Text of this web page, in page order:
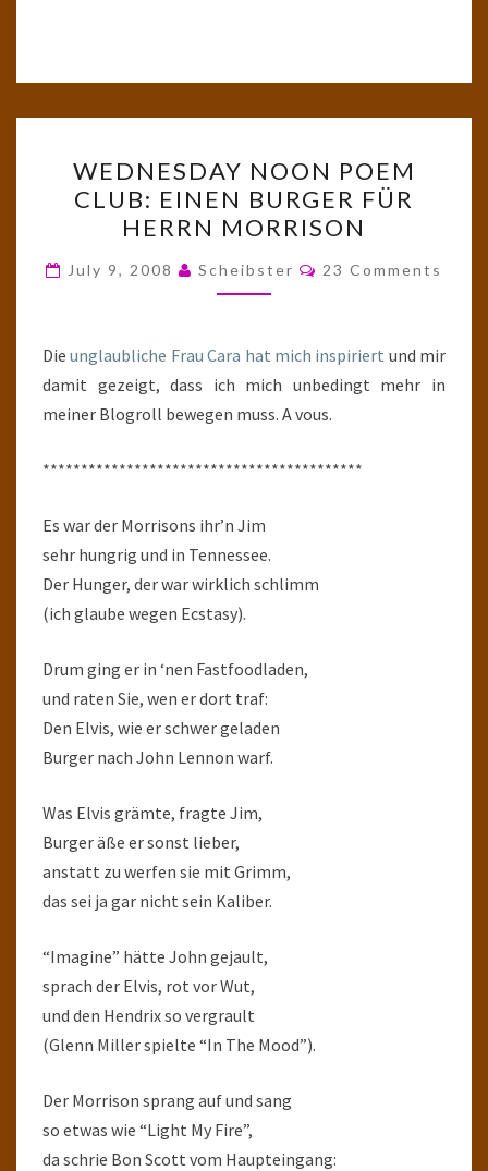
NOON
POEM
CLUB:
EINEN
BURGER
HERRN
MORRISON
WEDNESDAY NOON POEM
CLUB: EINEN BURGER FÜR
HERRN MORRISON
July 9, 2008 Scheibster Comments
23 Comments
Dieunglaubliche Frau Cara hat mich inspiriert und mir
damit gezeigt, dass ich mich unbedingt mehr in
meiner Blogroll bewegen muss. A vous.
******************************************
Es war der Morrisons ihr’n Jim
sehr hungrig und in Tennessee.
Der Hunger, der war wirklich schlimm
(ich glaube wegen Ecstasy).
Drum ging er in ‘nen Fastfoodladen,
und raten Sie, wen er dort traf:
Den Elvis, wie er schwer geladen
Burger nach John Lennon warf.
Was Elvis grämte, fragte Jim,
Burger äße er sonst lieber,
anstatt zu werfen sie mit Grimm,
das sei ja gar nicht sein Kaliber.
“Imagine” hätte John gejault,
sprach der Elvis, rot vor Wut,
und den Hendrix so vergrault
(Glenn Miller spielte “In The Mood”).
Der Morrison sprang auf und sang
so etwas wie “Light My Fire”,
da schrie Bon Scott vom Haupteingang: